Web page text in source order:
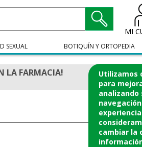
Utilizamos
para
analizando
cambiar la
MI
SEXUAL BOTIQUÍN Y ORTOPEDIA
LA FARMACIA!